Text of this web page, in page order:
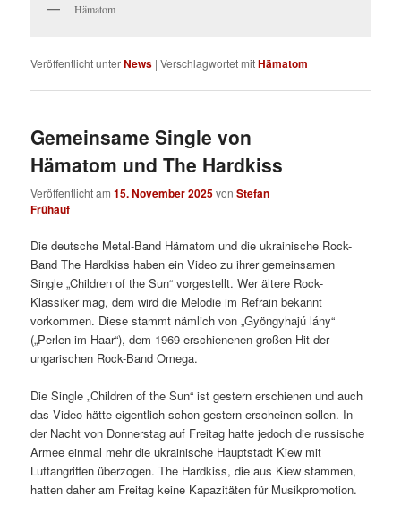
Hämatom
Veröffentlicht unterNews |Verschlagwortet mitHämatom
Gemeinsame Single von
Hämatom und The Hardkiss
Veröffentlicht am15. November 2025vonStefan
Frühauf
Die deutsche Metal-Band Hämatom und die ukrainische Rock-
Band The Hardkiss haben ein Video zu ihrer gemeinsamen
Single „Children of the Sun“ vorgestellt. Wer ältere Rock-
Klassiker mag, dem wird die Melodie im Refrain bekannt
vorkommen. Diese stammt nämlich von „Gyöngyhajú lány“
(„Perlen im Haar“), dem 1969 erschienenen großen Hit der
ungarischen Rock-Band Omega.
Die Single „Children of the Sun“ ist gestern erschienen und auch
das Video hätte eigentlich schon gestern erscheinen sollen. In
der Nacht von Donnerstag auf Freitag hatte jedoch die russische
Armee einmal mehr die ukrainische Hauptstadt Kiew mit
Luftangriffen überzogen. The Hardkiss, die aus Kiew stammen,
hatten daher am Freitag keine Kapazitäten für Musikpromotion.